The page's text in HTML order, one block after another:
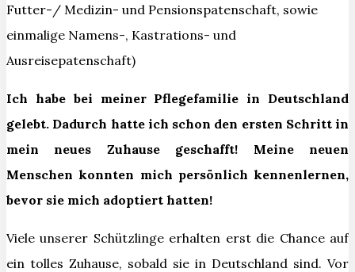
Futter-/ Medizin- und Pensionspatenschaft, sowie
einmalige Namens-, Kastrations- und
Ausreisepatenschaft)
Ich habe bei meiner Pflegefamilie in Deutschland
gelebt. Dadurch hatte ich schon den ersten Schritt in
mein neues Zuhause geschafft! Meine neuen
Menschen konnten mich persönlich kennenlernen,
bevor sie mich adoptiert hatten!
Viele unserer Schützlinge erhalten erst die Chance auf
ein tolles Zuhause, sobald sie in Deutschland sind. Vor